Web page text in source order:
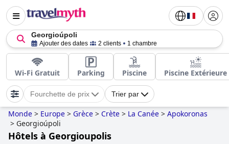
Georgioúpoli
Ajouter des dates 2 clients 1 chambre
Wi-Fi Gratuit Parking Piscine Piscine Extérieure
Fourchette de prix Trier par
Monde > Europe > Grèce > Crète > La Canée > Apokoronas
> Georgioúpoli
Hôtels à Georgioupolis